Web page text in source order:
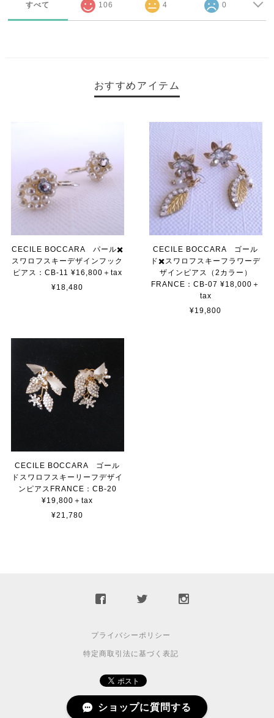
すべて 106 4 0
おすすめアイテム
CECILE BOCCARA パール✖️
スワロフスキーデザインフック
ピアス：CB-11 ¥16,800＋tax
¥18,480
CECILE BOCCARA ゴール
ド✖️スワロフスキーフラワーデ
ザインピアス（2カラー）
FRANCE：CB-07 ¥18,000＋
tax
¥19,800
CECILE BOCCARA ゴール
ドスワロフスキーリーフデザイ
ンピアスFRANCE：CB-20
¥19,800＋tax
¥21,780
プライバシーポリシー
特定商取引法に基づく表記
© 2010 atelier78.
ショップに質問する